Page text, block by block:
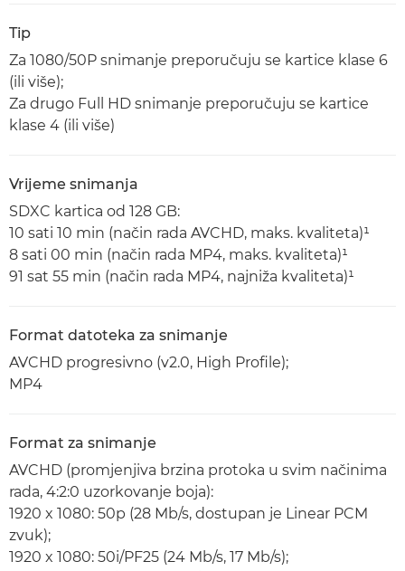
Tip
Za 1080/50P snimanje preporučuju se kartice klase 6
(ili više);
Za drugo Full HD snimanje preporučuju se kartice
klase 4 (ili više)
Vrijeme snimanja
SDXC kartica od 128 GB:
10 sati 10 min (način rada AVCHD, maks. kvaliteta)¹
8 sati 00 min (način rada MP4, maks. kvaliteta)¹
91 sat 55 min (način rada MP4, najniža kvaliteta)¹
Format datoteka za snimanje
AVCHD progresivno (v2.0, High Profile);
MP4
Format za snimanje
AVCHD (promjenjiva brzina protoka u svim načinima
rada, 4:2:0 uzorkovanje boja):
1920 x 1080: 50p (28 Mb/s, dostupan je Linear PCM
zvuk);
1920 x 1080: 50i/PF25 (24 Mb/s, 17 Mb/s);